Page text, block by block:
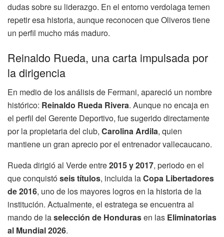
dudas sobre su liderazgo. En el entorno verdolaga temen
repetir esa historia, aunque reconocen que Oliveros tiene
un perfil mucho más maduro.
Reinaldo Rueda, una carta impulsada por
la dirigencia
En medio de los análisis de Fermani, apareció un nombre
histórico: Reinaldo Rueda Rivera. Aunque no encaja en
el perfil del Gerente Deportivo, fue sugerido directamente
por la propietaria del club, Carolina Ardila, quien
mantiene un gran aprecio por el entrenador vallecaucano.
Rueda dirigió al Verde entre2015 y 2017, periodo en el
que conquistóseis títulos, incluida laCopa Libertadores
de 2016, uno de los mayores logros en la historia de la
institución. Actualmente, el estratega se encuentra al
mando de laselección de Hondurasen las Eliminatorias
al Mundial 2026.